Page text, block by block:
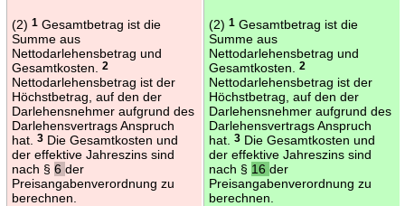
(2) 1Gesamtbetrag ist die
Summe aus
Nettodarlehensbetrag und
Gesamtkosten.
2
Nettodarlehensbetrag ist der
Höchstbetrag, auf den der
Darlehensnehmer aufgrund des
Darlehensvertrags Anspruch
hat.
3Die Gesamtkosten und
der effektive Jahreszins sind
nach § 6 der
Preisangabenverordnung zu
berechnen.
(2) 1Gesamtbetrag ist die
Summe aus
Nettodarlehensbetrag und
Gesamtkosten.
2
Nettodarlehensbetrag ist der
Höchstbetrag, auf den der
Darlehensnehmer aufgrund des
Darlehensvertrags Anspruch
hat.
3Die Gesamtkosten und
der effektive Jahreszins sind
nach § 16 der
Preisangabenverordnung zu
berechnen.